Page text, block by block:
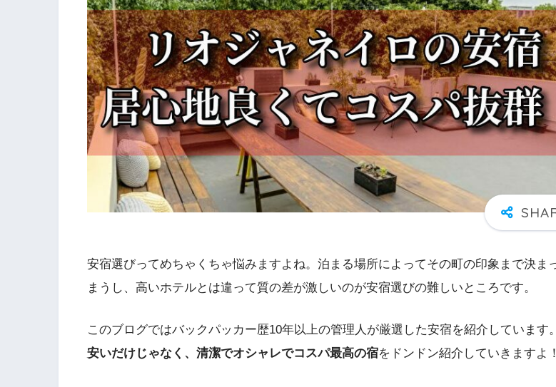
安宿選びってめちゃくちゃ悩みますよね。泊まる場所によってその町の印象まで決ま
まうし、高いホテルとは違って質の差が激しいのが安宿選びの難しいところです。
このブログではバックパッカー歴10年以上の管理人が厳選した安宿を紹介しています。
安いだけじゃなく、清潔でオシャレでコスパ最高の宿をドンドン紹介していきますよ！